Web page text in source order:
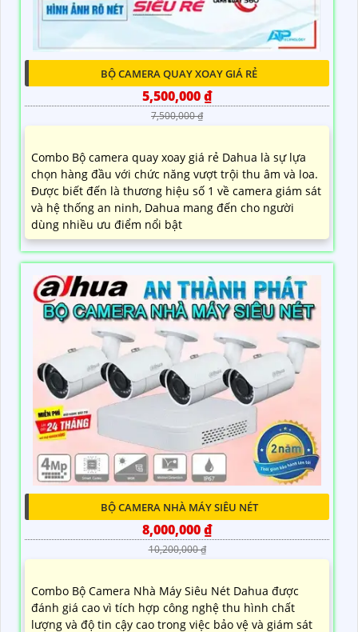
BỘ CAMERA QUAY XOAY GIÁ RẺ
5,500,000 ₫
7,500,000 ₫
Combo Bộ camera quay xoay giá rẻ Dahua là sự lựa
chọn hàng đầu với chức năng vượt trội thu âm và loa.
Được biết đến là thương hiệu số 1 về camera giám sát
và hệ thống an ninh, Dahua mang đến cho người
dùng nhiều ưu điểm nổi bật
BỘ CAMERA NHÀ MÁY SIÊU NÉT
8,000,000 ₫
10,200,000 ₫
Combo Bộ Camera Nhà Máy Siêu Nét Dahua được
đánh giá cao vì tích hợp công nghệ thu hình chất
lượng và độ tin cậy cao trong việc bảo vệ và giám sát